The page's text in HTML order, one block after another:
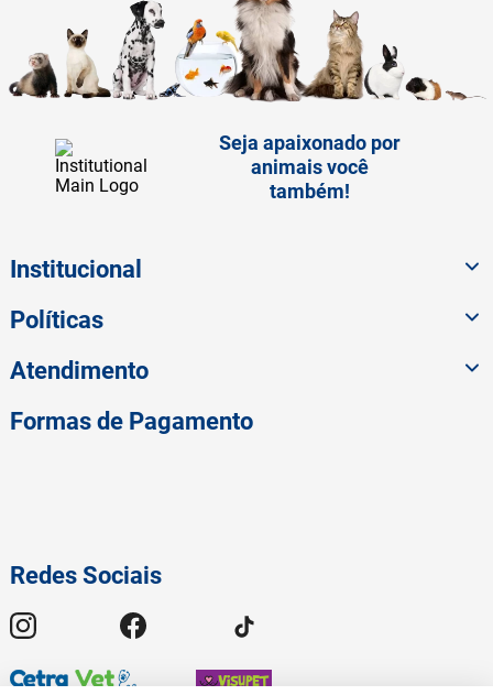
Seja apaixonado por
animais você
também!
Institucional
Políticas
Atendimento
Redes Sociais
Formas de Pagamento